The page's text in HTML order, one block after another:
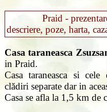
Praid -
descriere, poze, harta,
Casa taraneasca
in Praid.
Casa taraneasca si
clădiri separate dar in
Casa se afla la 1,5 km de